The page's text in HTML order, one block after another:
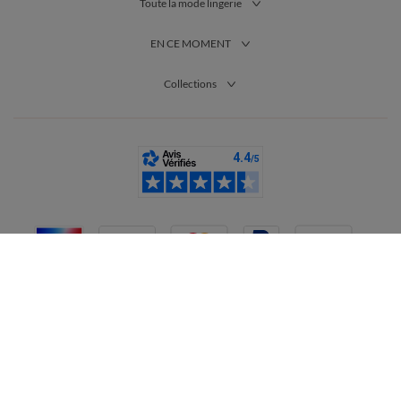
pyjamas se prêtent à toutes les fantaisies : bas et haut de
à message, etc. Rien de tel que d’enfiler son pyjama préféré, un
Toute la mode lingerie
EN CE MOMENT
Collections